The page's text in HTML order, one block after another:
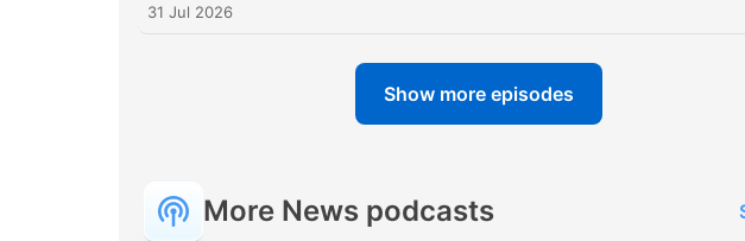
31 Jul 2026
Show more episodes
More News podcasts